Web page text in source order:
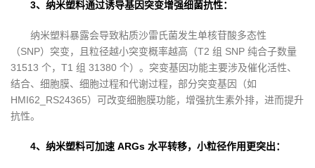
3、纳米塑料通过诱导基因突变增强细菌抗性：
纳米塑料暴露会导致粘质沙雷氏菌发生单核苷酸多态性
（SNP）突变，且粒径越小突变概率越高（T2 组 SNP 纯合子数量
31513 个，T1 组 31380 个）。突变基因功能主要涉及催化活性、
结合、细胞膜、细胞过程和代谢过程，部分突变基因（如
HMI62_RS24365）可改变细胞膜功能，增强抗生素外排，进而提升
抗性。
4、纳米塑料可加速 ARGs 水平转移，小粒径作用更突出：